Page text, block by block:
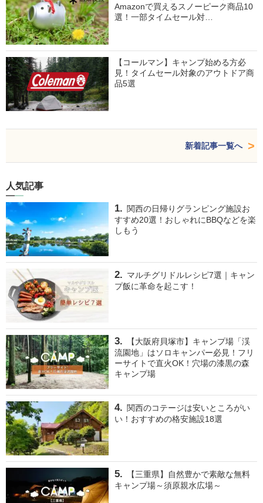
Amazonで買えるスノーピーク商品10
選！一部タイムセール対…
【コールマン】キャンプ始める方必
見！タイムセール対象のアウトドア商
品5選
新着記事一覧へ
人気記事
関西の日帰りグランピング施設お
すすめ20選！おしゃれにBBQなどを楽
しもう
マルチグリドルレシピ7選｜キャン
プ飯に革命を起こす！
【大阪府貝塚市】キャンプ場「渓
流園地」はソロキャンパー必見！フリ
ーサイトで直火OK！穴場の漆黒の森
キャンプ場
関西のコテージは安いところがい
い！おすすめの格安施設18選
【三重県】自然豊かで素敵な無料
キャンプ場～須原親水広場～